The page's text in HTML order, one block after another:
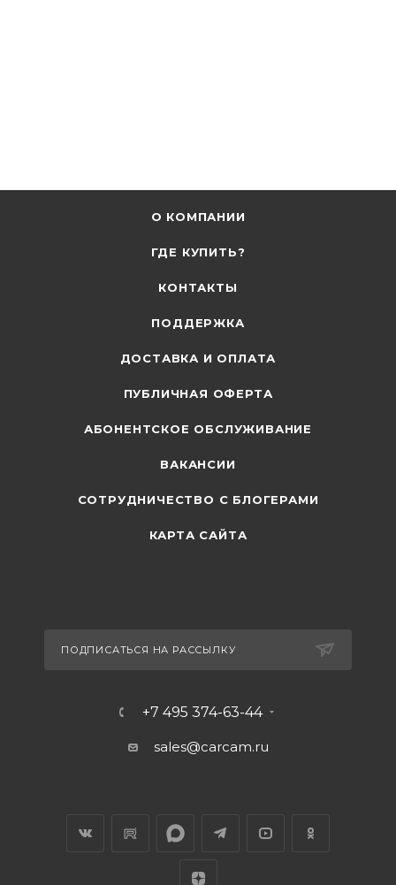
О КОМПАНИИ
ГДЕ КУПИТЬ?
КОНТАКТЫ
ПОДДЕРЖКА
ДОСТАВКА И ОПЛАТА
ПУБЛИЧНАЯ ОФЕРТА
АБОНЕНТСКОЕ ОБСЛУЖИВАНИЕ
ВАКАНСИИ
СОТРУДНИЧЕСТВО С БЛОГЕРАМИ
КАРТА САЙТА
ПОДПИСАТЬСЯ НА РАССЫЛКУ
+7 495 374-63-44
sales@carcam.ru